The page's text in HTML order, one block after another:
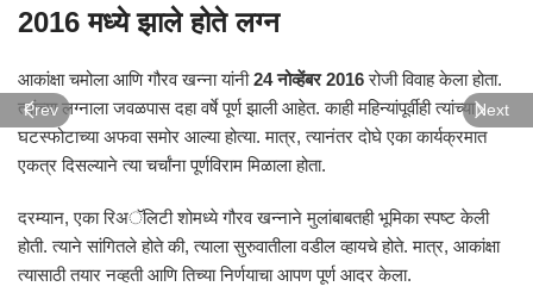
2016 मध्ये झाले होते लग्न
आकांक्षा चमोला आणि गौरव खन्ना यांनी24 नोव्हेंबर 2016रोजी विवाह केला होता.
त्यांच्या लग्नाला जवळपास दहा वर्षे पूर्ण झाली आहेत. काही महिन्यांपूर्वीही त्यांच्या
घटस्फोटाच्या अफवा समोर आल्या होत्या. मात्र, त्यानंतर दोघे एका कार्यक्रमात
एकत्र दिसल्याने त्या चर्चांना पूर्णविराम मिळाला होता.
दरम्यान, एका रिअॅलिटी शोमध्ये गौरव खन्नाने मुलांबाबतही भूमिका स्पष्ट केली
होती. त्याने सांगितले होते की, त्याला सुरुवातीला वडील व्हायचे होते. मात्र, आकांक्षा
त्यासाठी तयार नव्हती आणि तिच्या निर्णयाचा आपण पूर्ण आदर केला.
Prev Next